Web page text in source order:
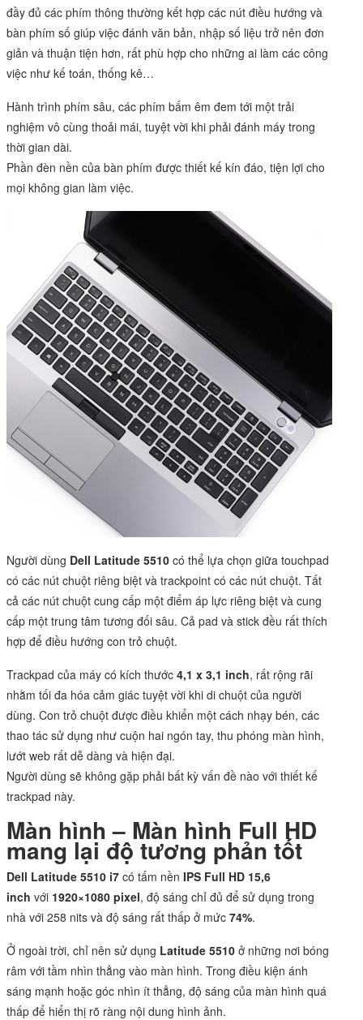
đầy đủ các phím thông thường kết hợp các nút điều hướng và
bàn phím số giúp việc đánh văn bản, nhập số liệu trở nên đơn
giản và thuận tiện hơn, rất phù hợp cho những ai làm các công
việc như kế toán, thống kê…
Hành trình phím sâu, các phím bấm êm đem tới một trải
nghiệm vô cùng thoải mái, tuyệt vời khi phải đánh máy trong
thời gian dài.
Phần đèn nền của bàn phím được thiết kế kín đáo, tiện lợi cho
mọi không gian làm việc.
Người dùng Dell Latitude 5510 có thể lựa chọn giữa touchpad
có các nút chuột riêng biệt và trackpoint có các nút chuột. Tất
cả các nút chuột cung cấp một điểm áp lực riêng biệt và cung
cấp một trung tâm tương đối sâu. Cả pad và stick đều rất thích
hợp để điều hướng con trỏ chuột.
Trackpad của máy có kích thước 4,1 x 3,1 inch, rất rộng rãi
nhằm tối đa hóa cảm giác tuyệt vời khi di chuột của người
dùng. Con trỏ chuột được điều khiển một cách nhạy bén, các
thao tác sử dụng như cuộn hai ngón tay, thu phóng màn hình,
lướt web rất dễ dàng và hiện đại.
Người dùng sẽ không gặp phải bất kỳ vấn đề nào với thiết kế
trackpad này.
Màn hình – Màn hình Full HD
mang lại độ tương phản tốt
Dell Latitude 5510 i7 có tấm nền IPS Full HD 15,6
inch với 1920×1080 pixel, độ sáng chỉ đủ để sử dụng trong
nhà với 258 nits và độ sáng rất thấp ở mức 74%.
Ở ngoài trời, chỉ nên sử dụng Latitude 5510 ở những nơi bóng
râm với tầm nhìn thẳng vào màn hình. Trong điều kiện ánh
sáng mạnh hoặc góc nhìn ít thẳng, độ sáng của màn hình quá
thấp để hiển thị rõ ràng nội dung hình ảnh.